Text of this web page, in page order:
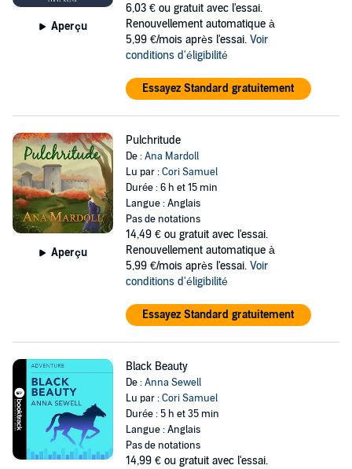
Aperçu
6,03 € ou gratuit avec l'essai.
Renouvellement automatique à
5,99 €/mois après l'essai. Voir
conditions d'éligibilité
Essayez Standard gratuitement
Aperçu
Pulchritude
De :Ana Mardoll
Lu par :Cori Samuel
Durée : 6 h et 15 min
Langue : Anglais
Pas de notations
14,49 € ou gratuit avec l'essai.
Renouvellement automatique à
5,99 €/mois après l'essai. Voir
conditions d'éligibilité
Essayez Standard gratuitement
Black Beauty
De :Anna Sewell
Lu par :Cori Samuel
Durée : 5 h et 35 min
Langue : Anglais
Pas de notations
14,99 € ou gratuit avec l'essai.